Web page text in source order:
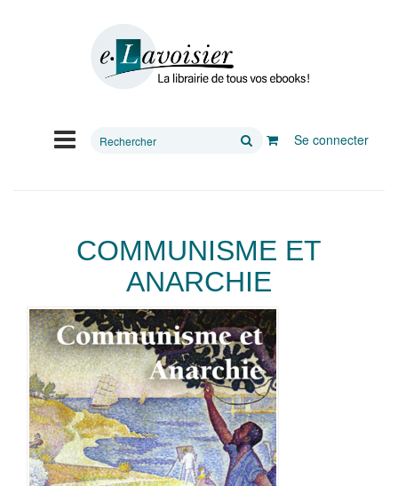
Rechercher
Se connecter
COMMUNISME ET
ANARCHIE